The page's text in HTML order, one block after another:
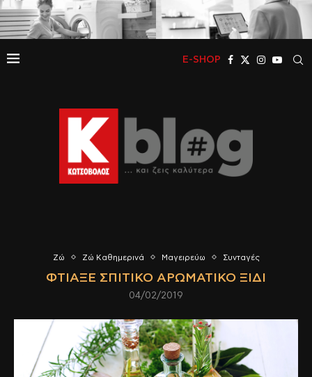
E-SHOP
Ζώ Ζώ Καθημερινά Μαγειρεύω Συνταγές
ΦΤΙΆΞΕ ΣΠΙΤΙΚΌ ΑΡΩΜΑΤΙΚΌ ΞΊΔΙ
04/02/2019